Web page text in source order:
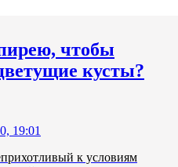
чтобы
кусты?
19:01
к условиям